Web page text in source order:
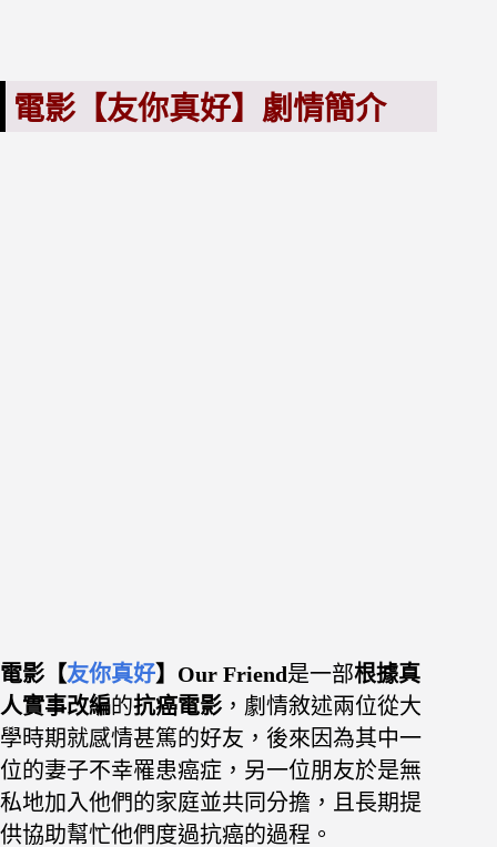
電影【友你真好】劇情簡介
電影【友你真好】Our Friend是一部根據真
人實事改編的抗癌電影 ， 劇情敘述兩位從大
學時期就感情甚篤的好友，後來因為其中一
位的妻子不幸罹患癌症， 另一位朋友於是無
私地加入他們的家庭並共同分擔，且 長期提
供協助幫忙他們度過抗癌的過程。